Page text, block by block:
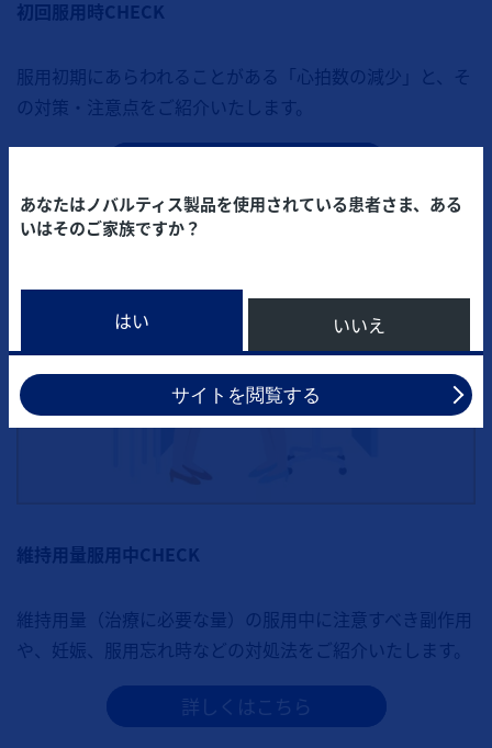
初回服用時CHECK
服用初期にあらわれることがある「心拍数の減少」と、そ
の対策・注意点をご紹介いたします。
維持用量服用中CHECK
維持用量（治療に必要な量）の服用中に注意すべき副作用
や、妊娠、服用忘れ時などの対処法をご紹介いたします。
詳しくはこちら
あなたはノバルティス製品を使用されている患者さま、ある
いはそのご家族ですか？
はい いいえ
サイトを閲覧する